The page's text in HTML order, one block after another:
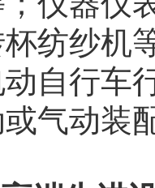
纺纱机
自行车
气动装